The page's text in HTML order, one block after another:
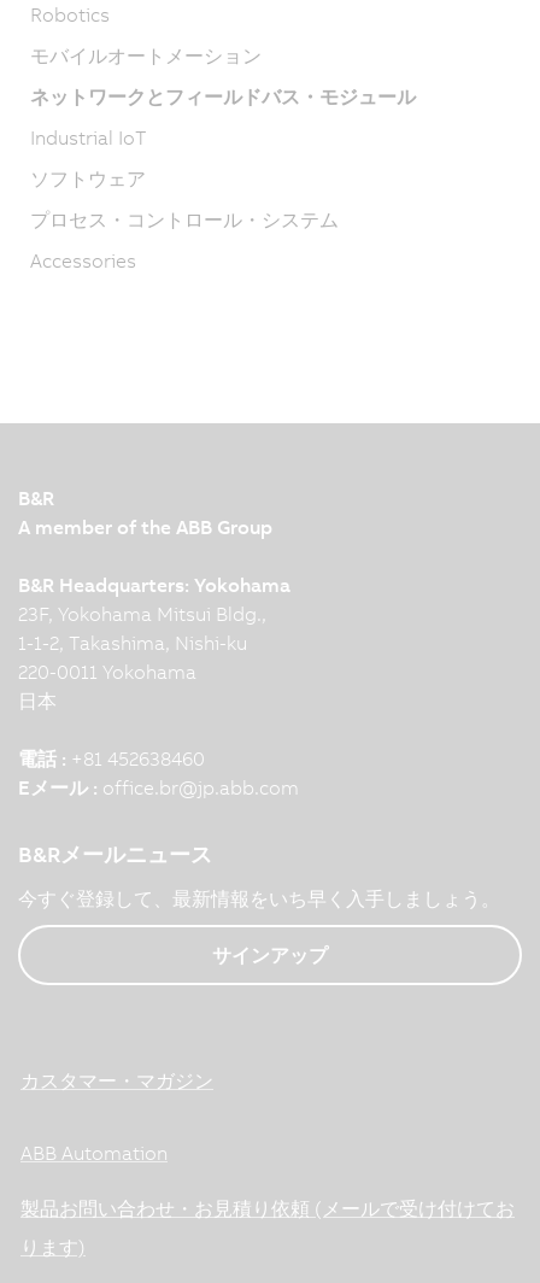
Robotics
モバイルオートメーション
ネットワークとフィールドバス・モジュール
Industrial IoT
ソフトウェア
プロセス・コントロール・システム
Accessories
B&R
A member of the ABB Group
B&R Headquarters: Yokohama
23F, Yokohama Mitsui Bldg.,
1-1-2, Takashima, Nishi-ku
220-0011 Yokohama
日本
電話 : +81 452638460
Eメール : office.br@jp.abb.com
B&Rメールニュース
今すぐ登録して、最新情報をいち早く入手しましょう。
サインアップ
カスタマー・マガジン
ABB Automation
製品お問い合わせ・お見積り依頼 (メールで受け付けてお
ります)